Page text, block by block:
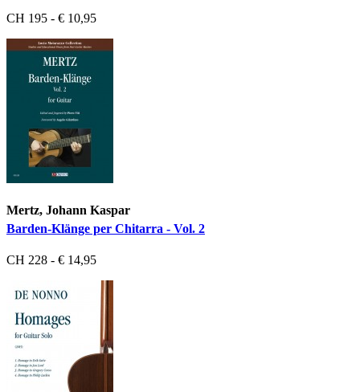
CH 195 - € 10,95
Mertz, Johann Kaspar
Barden-Klänge per Chitarra - Vol. 2
CH 228 - € 14,95